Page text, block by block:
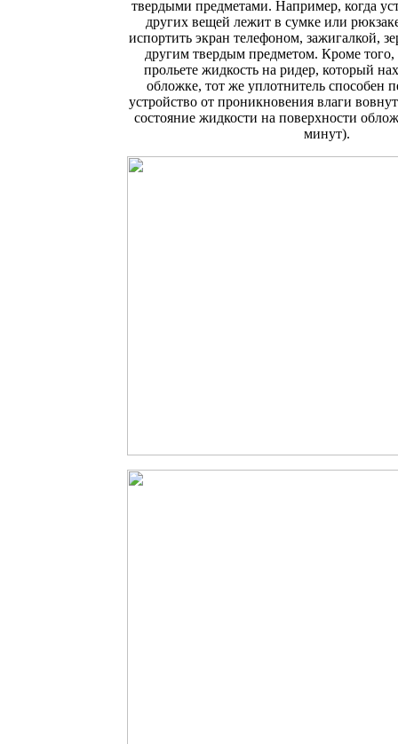
твердыми предметами. Например, когда
других вещей лежит в сумке или
испортить экран телефоном, зажигалкой,
другим твердым предметом. Кроме
прольете жидкость на ридер, который
обложке, тот же уплотнитель способен
устройство от проникновения влаги
состояние жидкости на поверхности
минут).